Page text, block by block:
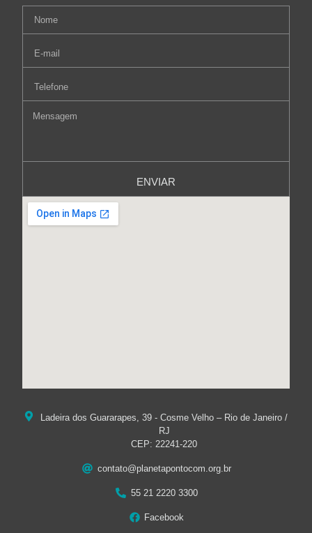
ENVIAR
Ladeira dos Guararapes, 39 - Cosme Velho – Rio de Janeiro /
RJ
CEP: 22241-220
contato@planetapontocom.org.br
55 21 2220 3300
Facebook